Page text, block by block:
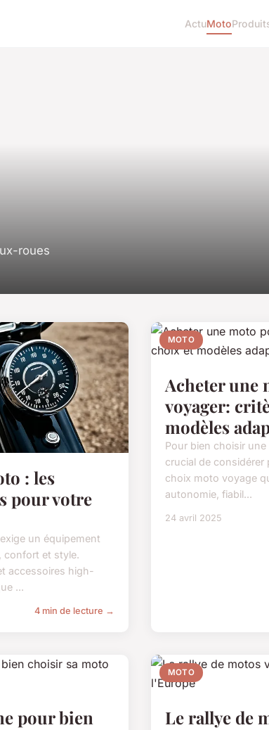
ActuMoto
roues
: les
pour votre
un équipement
confort et style.
accessoires high-
...
4 min de lecture →
MOTO
Acheter une
voyager:
modèles
Pour bien choisir
crucial de considérer
choix moto voyage
autonomie, fiabil...
24 avril 2025
pour bien
MOTO
Le rallye de